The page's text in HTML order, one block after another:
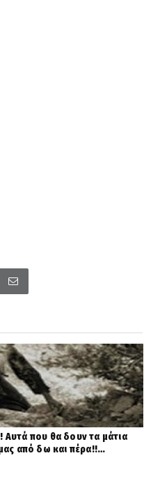
Αυτά που θα δουν τα μάτια
από δω και πέρα!!…